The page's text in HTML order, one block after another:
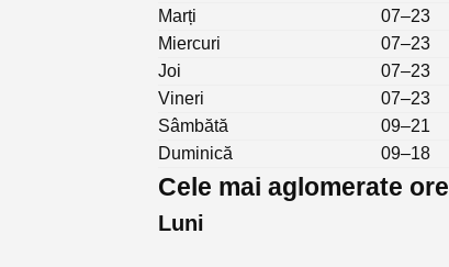
Marți
07–23
Miercuri
07–23
Joi
07–23
Vineri
07–23
Sâmbătă
09–21
Duminică
09–18
Cele mai aglomerate ore
Luni